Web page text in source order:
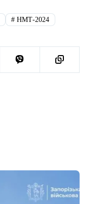
# НМТ-2024